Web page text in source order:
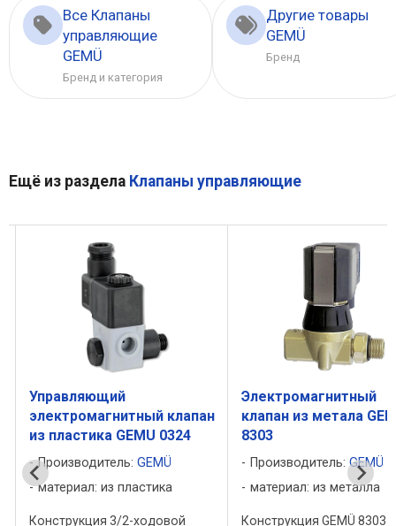
Все Клапаны
управляющие
GEMÜ
Бренд и категория
Другие товары
GEMÜ
Бренд
Ещё из раздела Клапаны управляющие
Управляющий
электромагнитный клапан
из пластика GEMU 0324
Производитель: GEMÜ
материал: из пластика
Конструкция 3/2-ходовой
Электромагнитный
клапан из метала
8303
Производитель: GEMÜ
материал: из металла
Конструкция GEMÜ 8303